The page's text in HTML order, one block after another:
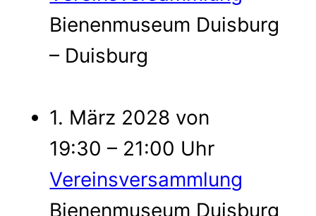
Bienenmuseum Duisburg
– Duisburg
1. März 2028 von
19:30 – 21:00 Uhr
Vereinsversammlung
Bienenmuseum Duisburg